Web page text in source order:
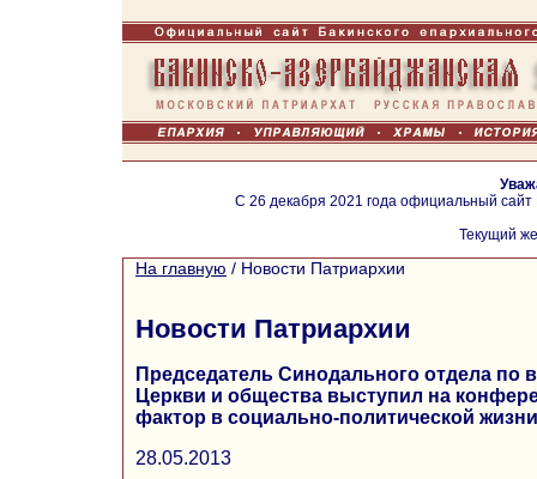
С 26 декабря 2021 года официальный
Текущий
На главную / Новости Патриархии
Новости Патриархии
Председатель Синодального отдела по
Церкви и общества выступил на
фактор в социально-политической
28.05.2013